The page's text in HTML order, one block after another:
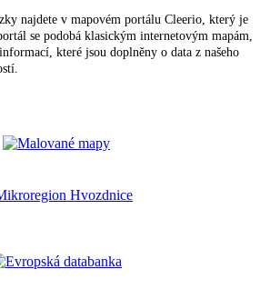
najdete v mapovém portálu Cleerio, který je
se podobá klasickým internetovým mapám,
které jsou doplněny o data z našeho